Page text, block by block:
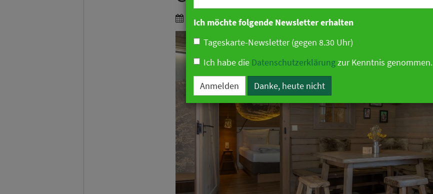
24. April 2026 07:03 Uhr| Technologie
Ich möchte folgende Newsletter erhalten
Tageskarte-Newsletter (gegen 8.30 Uhr)
Ich habe die Datenschutzerklärungzur Kenntnis genommen.
Anmelden Danke, heute nicht